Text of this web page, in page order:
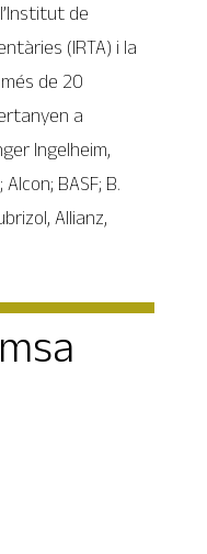
de
(IRTA) i la
de 20
a
Ingelheim,
BASF; B.
Allianz,